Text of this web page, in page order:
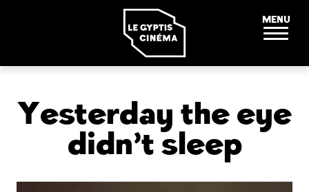
MENU
Yesterday the eye
didn’t sleep
Panneau de gestion des cookies